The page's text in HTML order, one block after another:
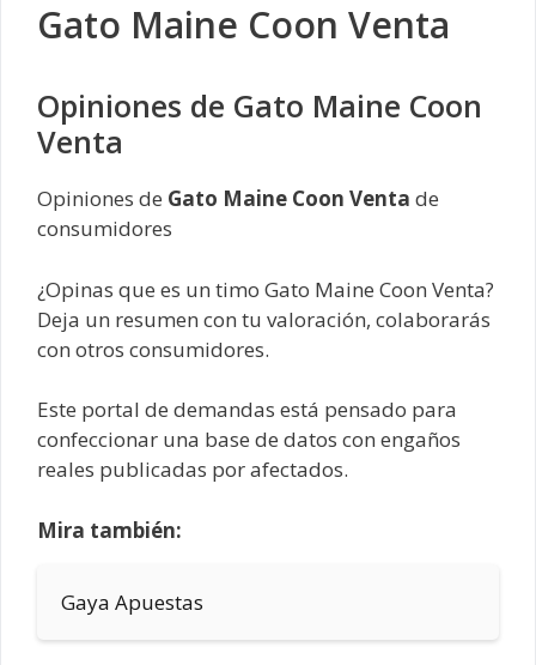
Gato Maine Coon Venta
Opiniones de Gato Maine Coon
Venta
Opiniones de Gato Maine Coon Venta de
consumidores
¿Opinas que es un timo Gato Maine Coon Venta?
Deja un resumen con tu valoración, colaborarás
con otros consumidores.
Este portal de demandas está pensado para
confeccionar una base de datos con engaños
reales publicadas por afectados.
Mira también:
Gaya Apuestas